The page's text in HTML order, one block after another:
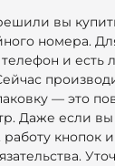
вы
номера.
и есть
— это
Даже если
кнопок